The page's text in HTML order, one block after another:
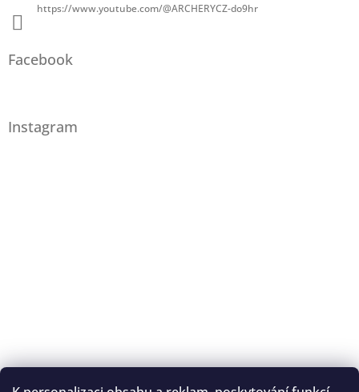
https://www.youtube.com/@ARCHERYCZ-do9hr
Facebook
Instagram